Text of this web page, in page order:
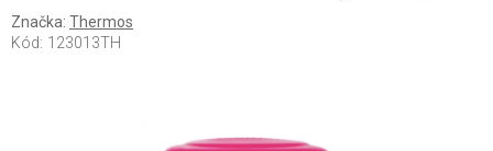
Značka: Thermos
Kód: 123013TH